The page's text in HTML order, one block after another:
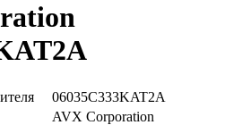
06035C333KAT2A
AVX Corporation